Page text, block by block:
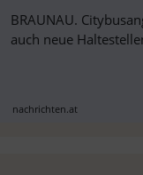
BRAUNAU.
auch neue
nachrichten.at